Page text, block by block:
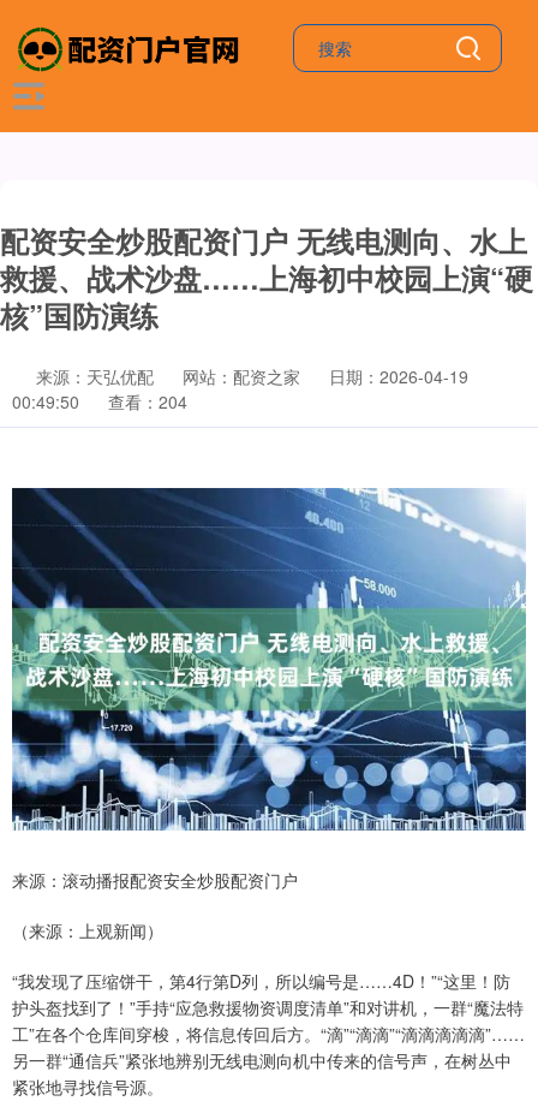
配资安全炒股配资门户 无线电测向、水上
救援、战术沙盘……上海初中校园上演“硬
核”国防演练
来源：天弘优配 网站：配资之家
日期：2026-04-19
00:49:50
查看：204
来源：滚动播报配资安全炒股配资门户
（来源：上观新闻）
“我发现了压缩饼干，第4行第D列，所以编号是……4D！”“这里！防
护头盔找到了！”手持“应急救援物资调度清单”和对讲机，一群“魔法特
工”在各个仓库间穿梭，将信息传回后方。“滴”“滴滴”“滴滴滴滴滴”……
另一群“通信兵”紧张地辨别无线电测向机中传来的信号声，在树丛中
紧张地寻找信号源。